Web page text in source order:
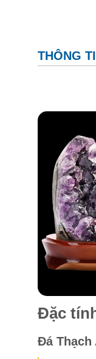
THÔNG
Đặc
Đá Thạch